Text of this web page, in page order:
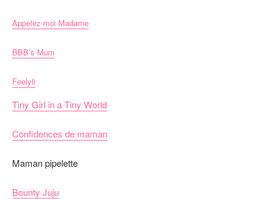
Appelez-moi Madame
BBB’s Mum
Feelyli
Tiny Girl in a Tiny World
Confidences de maman
Maman pipelette
Bounty Juju